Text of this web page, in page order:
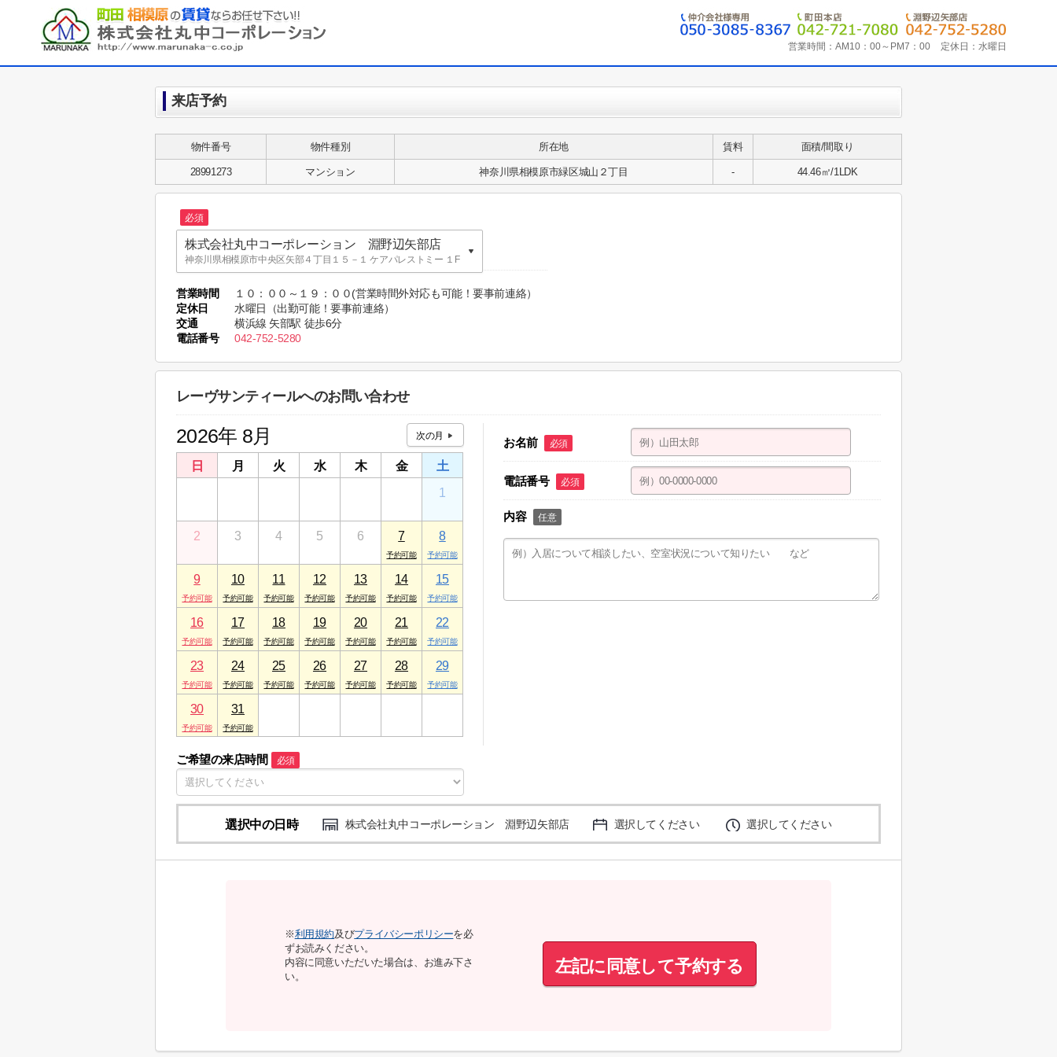
営業時間： AM10：00～PM7：00 定休日： 水曜日
来店予約
物件番号 物件種別 所在地 賃料 面積/間取り
28991273 マンション 神奈川県相模原市緑区城山２丁目 - 44.46㎡/1LDK
必須
株式会社丸中コーポレーション 淵野辺矢部店
神奈川県相模原市中央区矢部４丁目１５－１ ケアパレストミー １F
株式会社丸中コーポレーション 英語表記：
MARUNAKA CO.,LTD.
東京都町田市木曽東１丁目３５－８ MARUNAKA building
株式会社丸中コーポレーション 淵野辺矢部店
営業時間
１０：００～１９：００(営業時間外対応も可能！要事前連絡）
定休日
水曜日（出勤可能！要事前連絡）
交通
横浜線 矢部駅 徒歩6分
電話番号
042-752-5280
レーヴサンティールへのお問い合わせ
2026年 8月
日 月 火 水 木 金
土
1
2 3 4 5 6 7 8
9 10 11 12 13 14 15
16 17 18 19 20 21 22
23 24 25 26 27 28 29
30 31
ご希望の来店時間 必須
お名前 必須
電話番号 必須
内容 任意
選択中の日時 株式会社丸中コーポレーション 淵野辺矢部店 選択してください 選択してください
※利用規約及びプライバシーポリシーを必
ずお読みください。
内容に同意いただいた場合は、お進み下さ
い。
左記に同意して予約する